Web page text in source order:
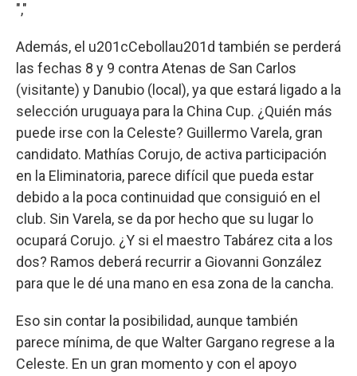
","
Además, el u201cCebollau201d también se perderá
las fechas 8 y 9 contra Atenas de San Carlos
(visitante) y Danubio (local), ya que estará ligado a la
selección uruguaya para la China Cup. ¿Quién más
puede irse con la Celeste? Guillermo Varela, gran
candidato. Mathías Corujo, de activa participación
en la Eliminatoria, parece difícil que pueda estar
debido a la poca continuidad que consiguió en el
club. Sin Varela, se da por hecho que su lugar lo
ocupará Corujo. ¿Y si el maestro Tabárez cita a los
dos? Ramos deberá recurrir a Giovanni González
para que le dé una mano en esa zona de la cancha.
Eso sin contar la posibilidad, aunque también
parece mínima, de que Walter Gargano regrese a la
Celeste. En un gran momento y con el apoyo